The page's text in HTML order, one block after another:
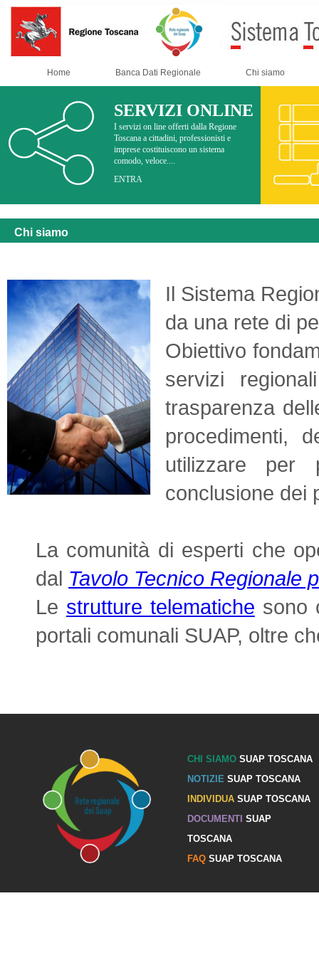
Home Banca Dati Regionale Chi siamo
SERVIZI ONLINE
I servizi on line offerti dalla Regione
Toscana a cittadini, professionisti e
imprese costituiscono un sistema
comodo, veloce....
ENTRA
Chi siamo
Il Sistema
da una rete di
Obiettivo
servizi
trasparenza
procedimenti,
utilizzare per
conclusione dei
La comunità di esperti che
dal Tavolo Tecnico Regionale
Le strutture telematiche sono
portali comunali SUAP, oltre
CHI SIAMOSUAP TOSCANA
NOTIZIE SUAP TOSCANA
INDIVIDUASUAP TOSCANA
DOCUMENTI SUAP
TOSCANA
FAQSUAP TOSCANA